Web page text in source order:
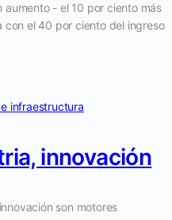
- el 10 por ciento más
con el 40 por ciento del ingreso
innovación
son motores